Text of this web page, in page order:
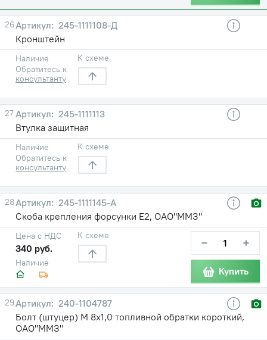
26
245-1111108-Д
Кронштейн
Наличие
Обратитесь к
консультанту
К схеме
27
245-1111113
Втулка защитная
Наличие
Обратитесь к
консультанту
К схеме
28
245-1111145-А
Скоба крепления форсунки Е2, ОАО"ММЗ"
Наличие
Цена с НДС
340 руб.
К схеме − +
Купить
29
240-1104787
Болт (штуцер) М 8х1,0 топливной обратки короткий,
ОАО"ММЗ"